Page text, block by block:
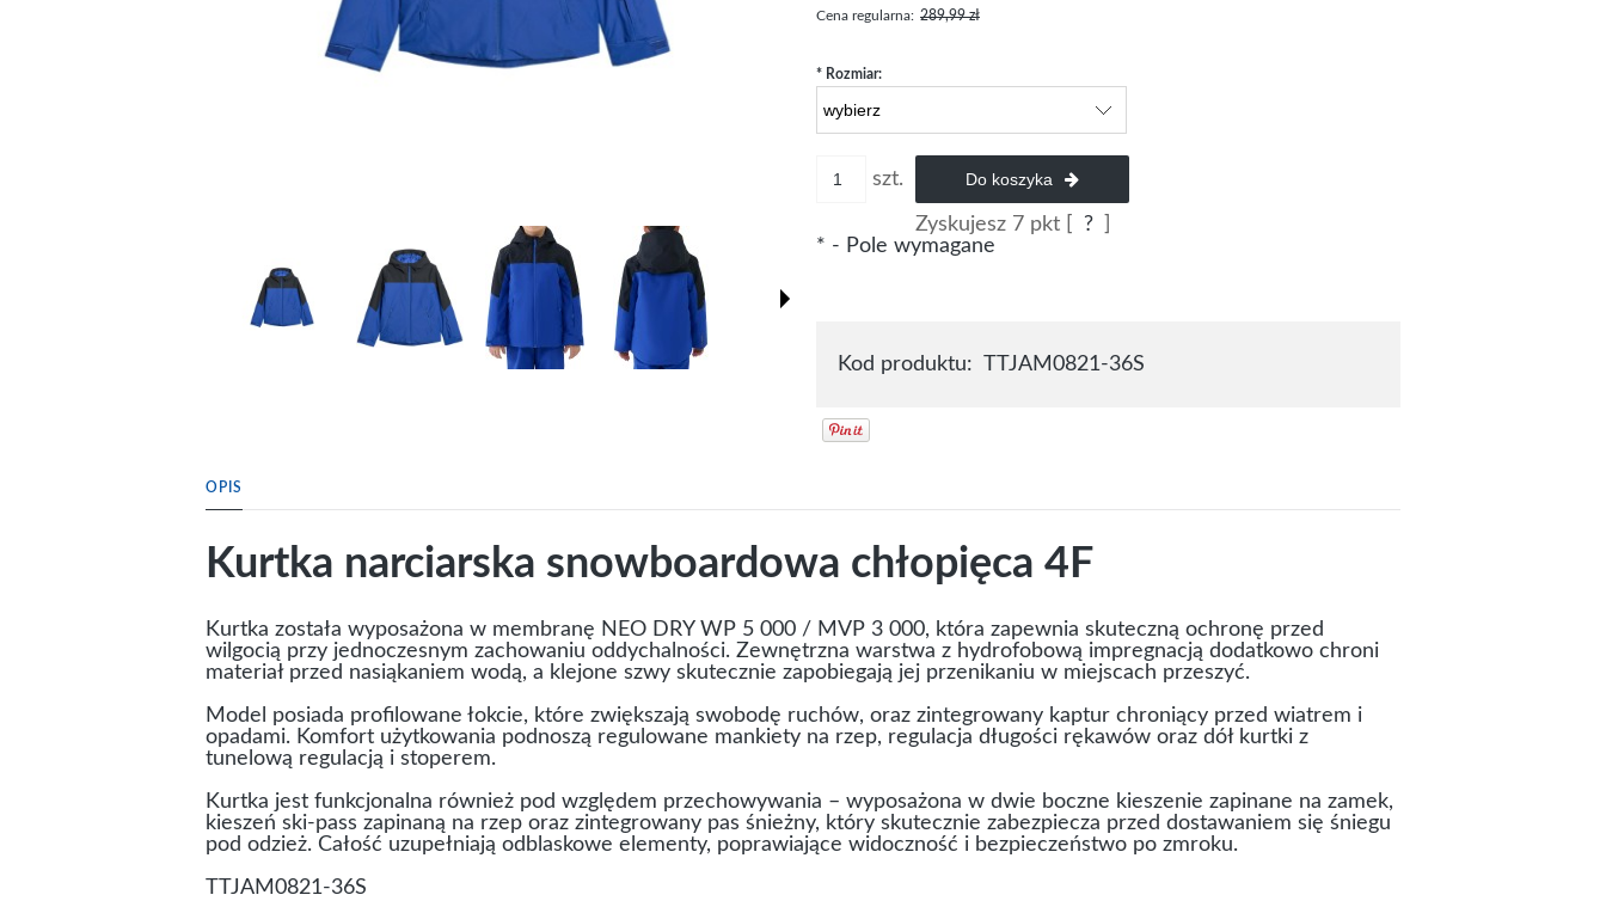
Cena regularna: 289,99 zł
*Rozmiar:
szt. Do koszyka
Zyskujesz 7pkt [ ?
* - Pole wymagane
Kod produktu: TTJAM0821-36S
OPIS
Kurtka narciarska snowboardowa chłopięca 4F
Kurtka została wyposażona w membranę NEO DRY WP 5 000 / MVP 3 000, która zapewnia skuteczną ochronę przed
wilgocią przy jednoczesnym zachowaniu oddychalności. Zewnętrzna warstwa z hydrofobową impregnacją dodatkowo chroni
materiał przed nasiąkaniem wodą, a klejone szwy skutecznie zapobiegają jej przenikaniu w miejscach przeszyć.
Model posiada profilowane łokcie, które zwiększają swobodę ruchów, oraz zintegrowany kaptur chroniący przed wiatrem i
opadami. Komfort użytkowania podnoszą regulowane mankiety na rzep, regulacja długości rękawów oraz dół kurtki z
tunelową regulacją i stoperem.
Kurtka jest funkcjonalna również pod względem przechowywania – wyposażona w dwie boczne kieszenie zapinane na zamek,
kieszeń ski-pass zapinaną na rzep oraz zintegrowany pas śnieżny, który skutecznie zabezpiecza przed dostawaniem się śniegu
pod odzież. Całość uzupełniają odblaskowe elementy, poprawiające widoczność i bezpieczeństwo po zmroku.
TTJAM0821-36S